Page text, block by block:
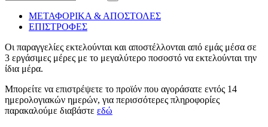
ΜΕΤΑΦΟΡΙΚΑ & ΑΠΟΣΤΟΛΕΣ
ΕΠΙΣΤΡΟΦΕΣ
Οι παραγγελίες εκτελούνται και αποστέλλονται από εμάς μέσα σε
3 εργάσιμες μέρες με το μεγαλύτερο ποσοστό να εκτελούνται την
ίδια μέρα.
Μπορείτε να επιστρέψετε το προϊόν που αγοράσατε εντός 14
ημερολογιακών ημερών, για περισσότερες πληροφορίες
παρακαλούμε διαβάστε εδώ